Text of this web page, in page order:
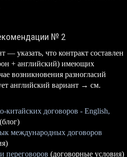
№ 2
указать, что контракт составлен
+ английский) имеющих
возникновения разногласий
английский вариант → см.
китайских договоров - English,
(блог)
международных договоров
переговоров (договорные условия)